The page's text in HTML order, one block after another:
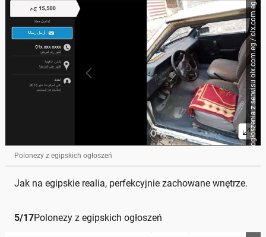
Zrzut ogłoszenia z serwisu olx.com.eg / olx.com.eg
Polonezy z egipskich ogłoszeń
Jak na egipskie realia, perfekcyjnie zachowane wnętrze.
5/17Polonezy z egipskich ogłoszeń